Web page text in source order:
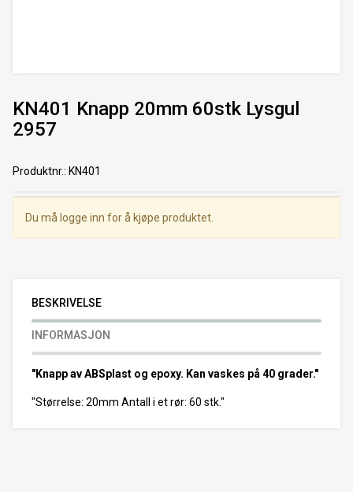
KN401 Knapp 20mm 60stk Lysgul
2957
Produktnr.: KN401
Du må logge inn for å kjøpe produktet.
BESKRIVELSE
INFORMASJON
"Knapp av ABSplast og epoxy. Kan vaskes på 40 grader."
"Størrelse: 20mm Antall i et rør: 60 stk."